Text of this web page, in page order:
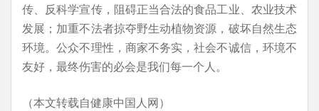
传、反科学宣传，阻碍正当合法的食品工业、农业技术
发展；加重不法者掠夺野生动植物资源，破坏自然生态
环境。公众不理性，商家不务实，社会不诚信，环境不
友好，最终伤害的必会是我们每一个人。
（本文转载自健康中国人网）